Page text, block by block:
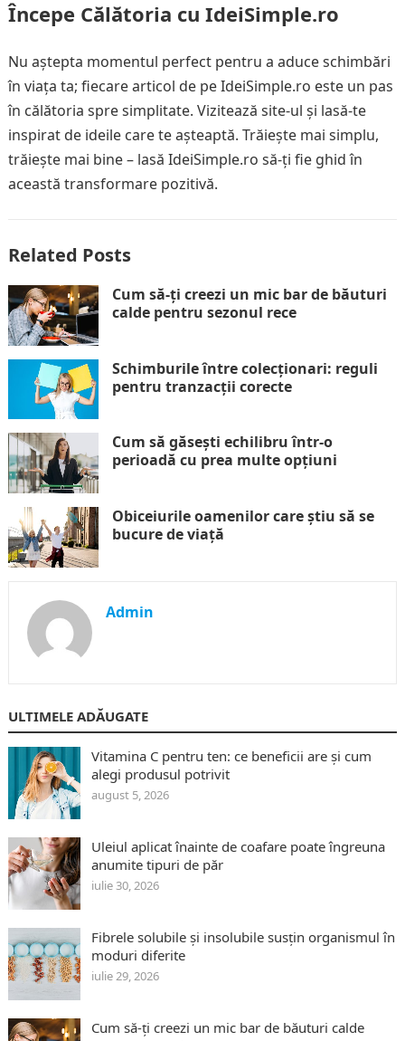
Începe Călătoria cu IdeiSimple.ro
Nu aștepta momentul perfect pentru a aduce schimbări
în viața ta; fiecare articol de pe IdeiSimple.ro este un pas
în călătoria spre simplitate. Vizitează site-ul și lasă-te
inspirat de ideile care te așteaptă. Trăiește mai simplu,
trăiește mai bine – lasă IdeiSimple.ro să-ți fie ghid în
această transformare pozitivă.
Related Posts
Cum să-ți creezi un mic bar de băuturi
calde pentru sezonul rece
Schimburile între colecționari: reguli
pentru tranzacții corecte
Cum să găsești echilibru într-o
perioadă cu prea multe opțiuni
Obiceiurile oamenilor care știu să se
bucure de viață
Admin
ULTIMELE ADĂUGATE
Vitamina C pentru ten: ce beneficii are și cum
alegi produsul potrivit
august 5, 2026
Uleiul aplicat înainte de coafare poate îngreuna
anumite tipuri de păr
iulie 30, 2026
Fibrele solubile și insolubile susțin organismul în
moduri diferite
iulie 29, 2026
Cum să-ți creezi un mic bar de băuturi calde